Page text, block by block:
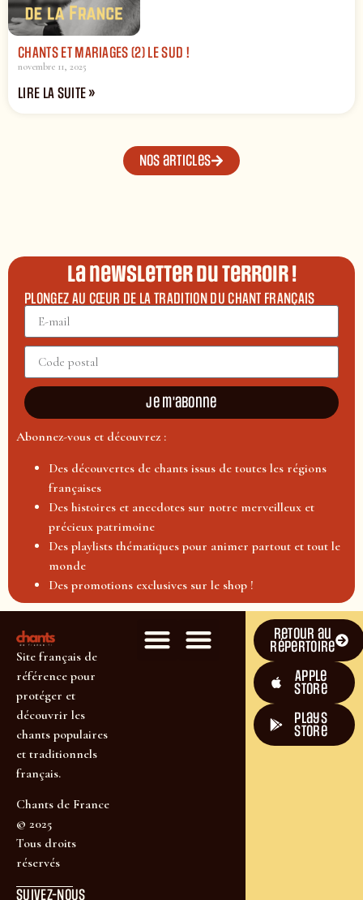
CHANTS ET MARIAGES (2) LE SUD !
novembre 11, 2025
LIRE LA SUITE »
Nos articles
La newsletter du terroir !
PLONGEZ AU CŒUR DE LA TRADITION DU CHANT FRANÇAIS
Je m'abonne
Abonnez-vous et découvrez :
Des découvertes de chants issus de toutes les régions
françaises
Des histoires et anecdotes sur notre merveilleux et
précieux patrimoine
Des playlists thématiques pour animer partout et tout le
monde
Des promotions exclusives sur le shop !
Site français de
référence pour
protéger et
découvrir les
chants populaires
et traditionnels
français.
Chants de France
© 2025
Tous droits
réservés
SUIVEZ-NOUS
Retour au
répertoire
Apple
Store
plays
store